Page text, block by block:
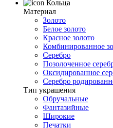
Кольца
Материал
Золото
Белое золото
Красное золото
Комбинированное
Серебро
Позолоченное
Оксидированное
Серебро
Тип украшения
Обручальные
Фантазийные
Широкие
Печатки